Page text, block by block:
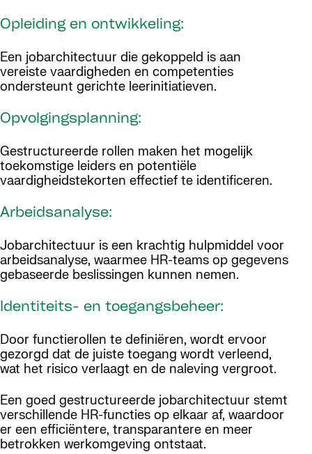
Opleiding en ontwikkeling:
Een jobarchitectuur die gekoppeld is aan
vereiste vaardigheden en competenties
ondersteunt gerichte leerinitiatieven.
Opvolgingsplanning:
Gestructureerde rollen maken het mogelijk
toekomstige leiders en potentiële
vaardigheidstekorten effectief te identificeren.
Arbeidsanalyse:
Jobarchitectuur is een krachtig hulpmiddel voor
arbeidsanalyse, waarmee HR-teams op gegevens
gebaseerde beslissingen kunnen nemen.
Identiteits- en toegangsbeheer:
Door functierollen te definiëren, wordt ervoor
gezorgd dat de juiste toegang wordt verleend,
wat het risico verlaagt en de naleving vergroot.
Een goed gestructureerde jobarchitectuur stemt
verschillende HR-functies op elkaar af, waardoor
er een efficiëntere, transparantere en meer
betrokken werkomgeving ontstaat.